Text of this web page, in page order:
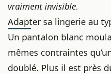
vraiment invisible.
Adapter sa lingerie au
Un pantalon blanc
mêmes contraintes
doublé. Plus il est près